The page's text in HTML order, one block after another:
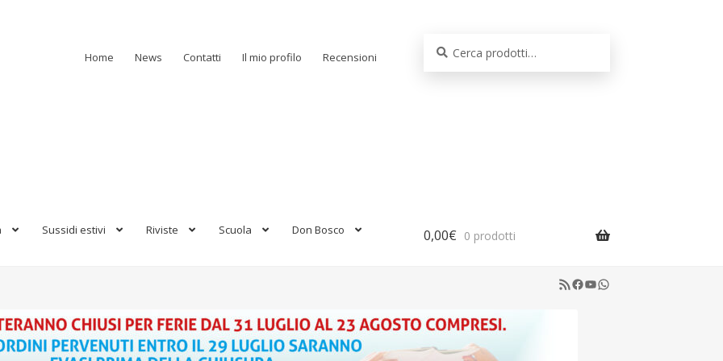
Home News Contatti Il mio profilo Recensioni
Sussidi estivi Riviste Scuola Don Bosco 0,00€ 0 prodotti
RSS Feed
Facebook
YouTube
WhatsApp